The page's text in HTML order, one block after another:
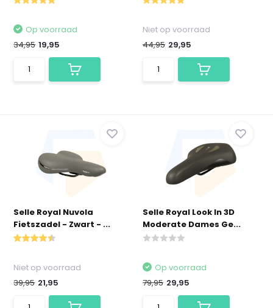
Op voorraad
34,95 19,95
Niet op voorraad
44,95 29,95
Selle Royal Nuvola
Fietszadel - Zwart - ...
Niet op voorraad
39,95 21,95
Selle Royal Look In 3D
Moderate Dames Ge...
Op voorraad
79,95 29,95